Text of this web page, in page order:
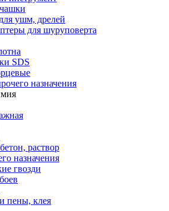
ушм, дрелей
для шуруповерта
SDS
назначения
раствор
назначения
гвозди
пены, клея